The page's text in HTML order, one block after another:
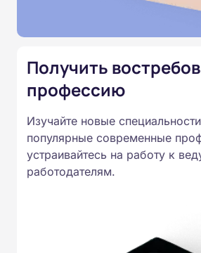
Подготовка ведется по
России от 14.07.2023 N
соответствии с
образовательными
профессионального
Удостоверения и
Получить
профессию
Изучайте новые
популярные современные
устраивайтесь на работу к
работодателям.